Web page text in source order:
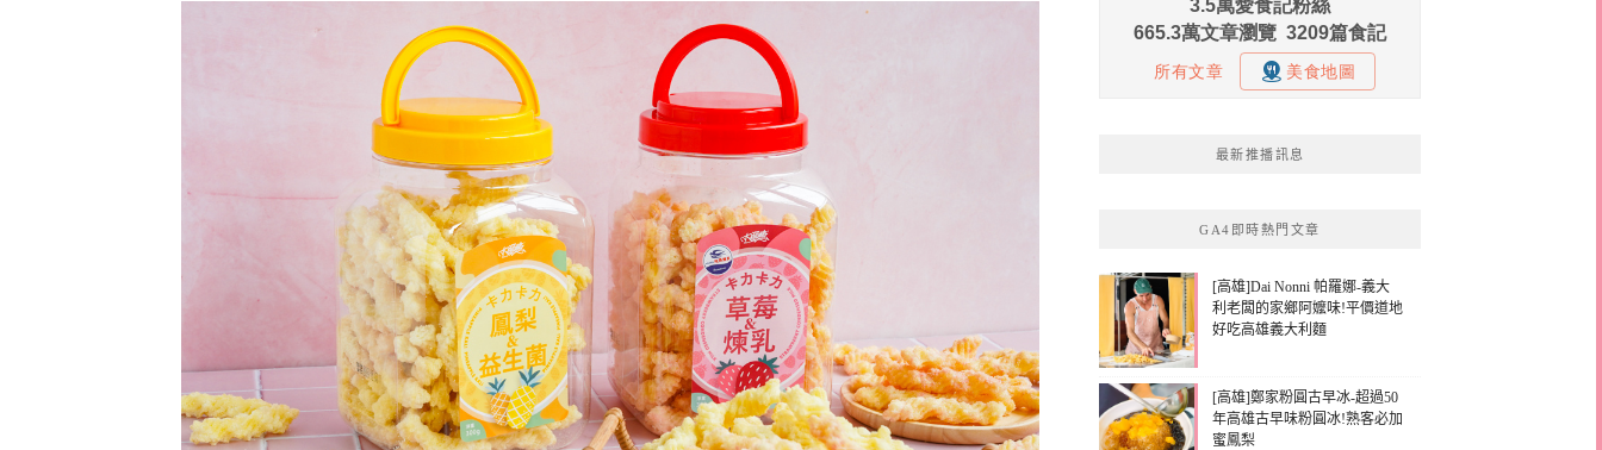
最新推播訊息
GA4即時熱門文章
[高雄]Dai Nonni 帕羅娜-義大
利老闆的家鄉阿嬤味!平價道地
好吃高雄義大利麵
[高雄]鄭家粉圓古早冰-超過50
年高雄古早味粉圓冰!熟客必加
蜜鳳梨